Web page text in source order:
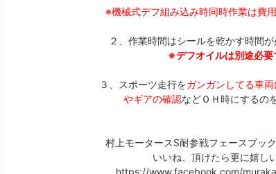
※機械式デフ組み込み時同時作業は費
２、作業時間はシールを乾かす時間が
※デフオイルは別途必要
３、スポーツ走行をガンガンしてる車
やギアの確認などＯＨ時にするの
村上モータースS耐参戦フェースブッ
いいね、頂けたら更に嬉し
https://www.facebook.com/